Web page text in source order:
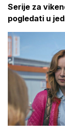
Serije za
pogledati u